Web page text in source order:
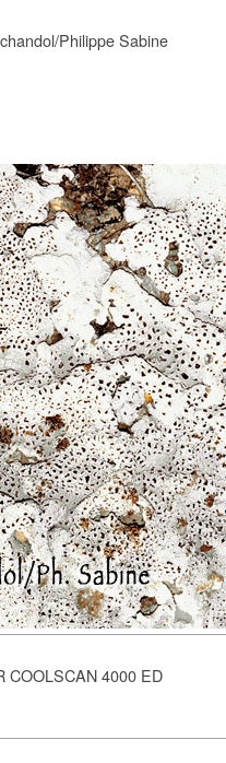
Philippe Sabine
COOLSCAN 4000 ED